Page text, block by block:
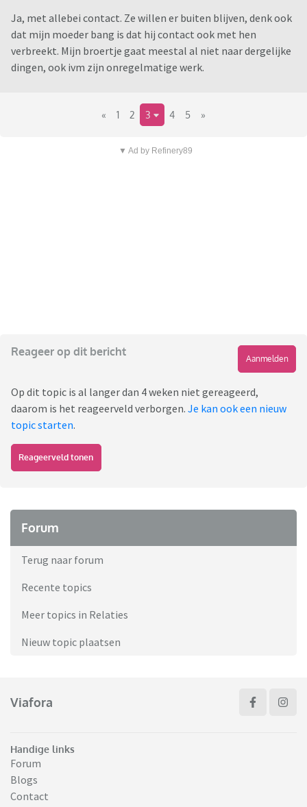
Ja, met allebei contact. Ze willen er buiten blijven, denk ook
dat mijn moeder bang is dat hij contact ook met hen
verbreekt. Mijn broertje gaat meestal al niet naar dergelijke
dingen, ook ivm zijn onregelmatige werk.
« 1 2 3 4 5 »
▼ Ad by Refinery89
Reageer op dit bericht
Aanmelden
Op dit topic is al langer dan 4 weken niet gereageerd,
daarom is het reageerveld verborgen. Je kan ook een nieuw
topic starten.
Reageerveld tonen
Forum
Terug naar forum
Recente topics
Meer topics in Relaties
Nieuw topic plaatsen
Viafora
Handige links
Forum
Blogs
Contact